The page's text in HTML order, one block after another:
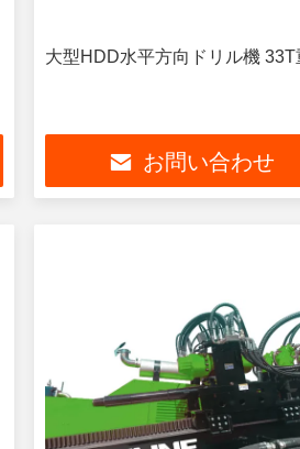
大型HDD水平方向ドリル機 33T
お問い合わせ